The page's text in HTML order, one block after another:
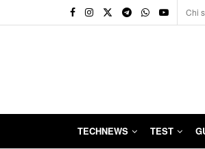
Chi
TECHNEWS TEST